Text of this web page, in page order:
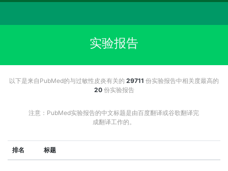
实验报告
以下是来自PubMed的与过敏性皮炎有关的 29711 份实验报告中相关度最高的
20份实验报告
注意：PubMed实验报告的中文标题是由百度翻译或谷歌翻译完
成翻译工作的。
排名 标题